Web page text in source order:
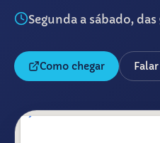
Segunda a sábado, das
Como chegar